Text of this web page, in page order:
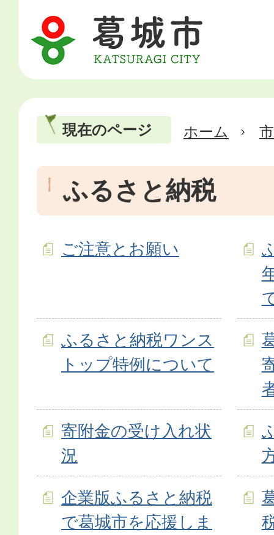
現在のページ ホーム
ふるさと納税
ご注意とお願い
ふるさと納税ワンス
トップ特例について
寄附金の受け入れ状
況
企業版ふるさと納税
で葛城市を応援しま